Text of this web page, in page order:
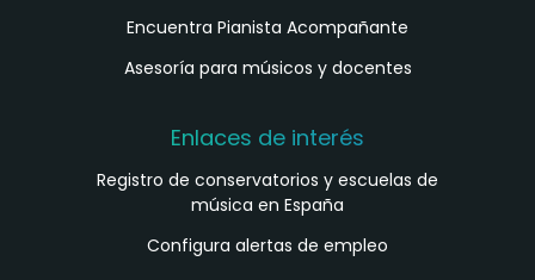
Encuentra Pianista Acompañante
Asesoría para músicos y docentes
Enlaces de interés
Registro de conservatorios y escuelas de
música en España
Configura alertas de empleo